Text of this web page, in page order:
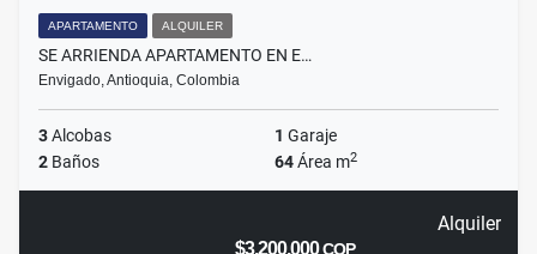
APARTAMENTO ALQUILER
SE ARRIENDA APARTAMENTO EN E…
Envigado, Antioquia, Colombia
3Alcobas 1 Garaje
2 Baños 64Área m2
Alquiler
$3.200.000COP